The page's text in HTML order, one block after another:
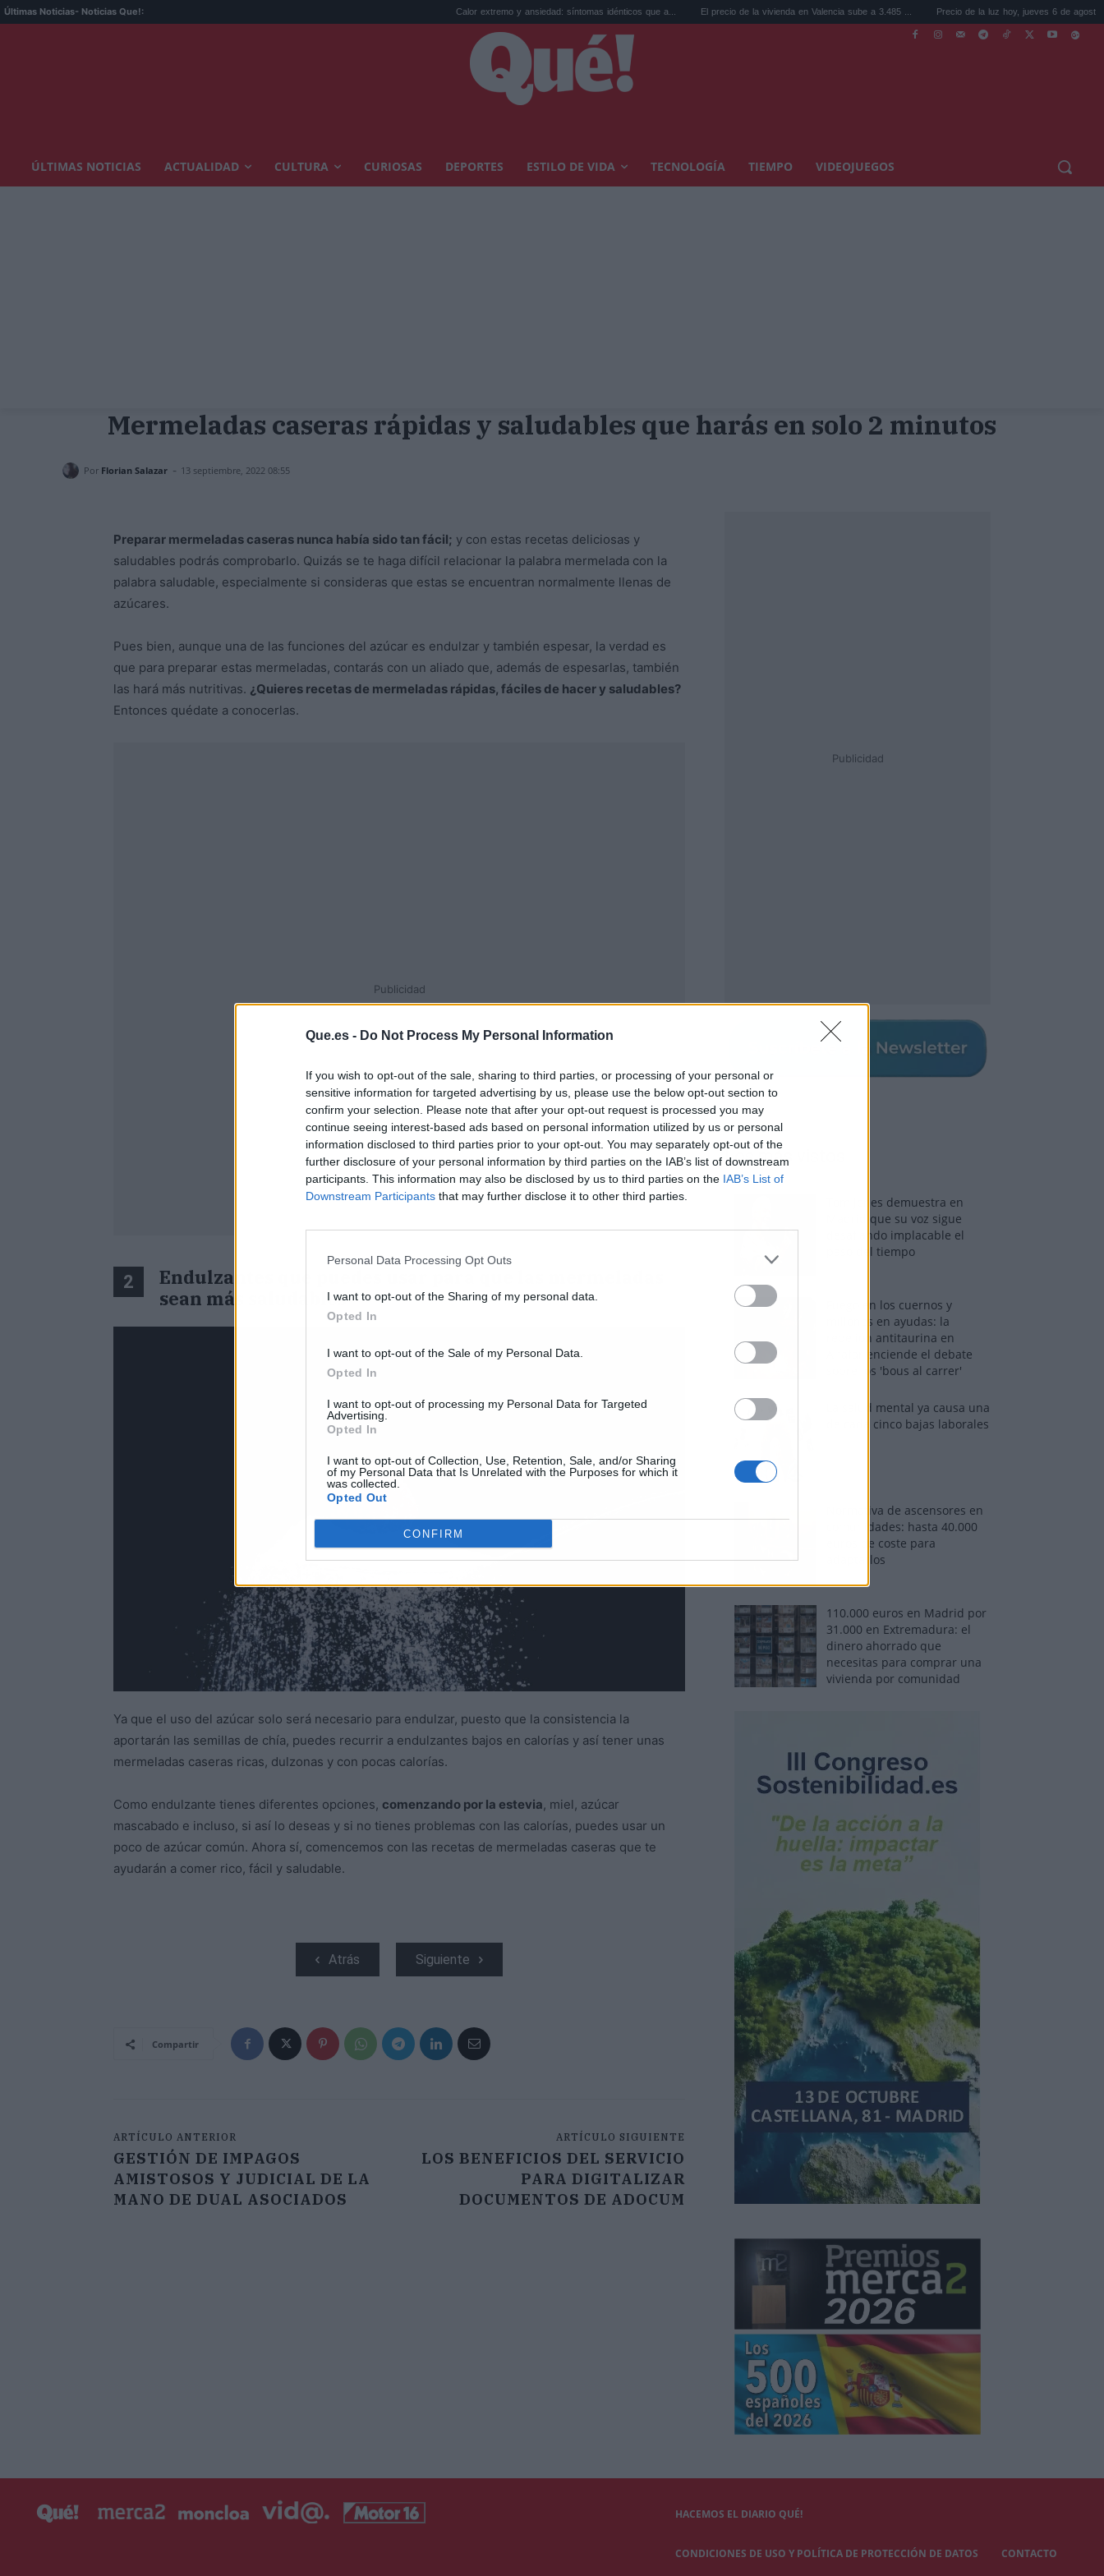
Que.es - Do Not Process My Personal Information
If you wish to opt-out of the sale, sharing to third parties, or processing of your personal or
sensitive information for targeted advertising by us, please use the below opt-out section to
confirm your selection. Please note that after your opt-out request is processed you may
continue seeing interest-based ads based on personal information utilized by us or personal
information disclosed to third parties prior to your opt-out. You may separately opt-out of the
further disclosure of your personal information by third parties on the IAB’s list of downstream
participants. This information may also be disclosed by us to third parties on the IAB’s List of
Downstream Participants that may further disclose it to other third parties.
Personal Data Processing Opt Outs
I want to opt-out of the Sharing of my personal data.
Opted In
I want to opt-out of the Sale of my Personal Data.
Opted In
I want to opt-out of processing my Personal Data for Targeted
Advertising.
Opted In
I want to opt-out of Collection, Use, Retention, Sale, and/or Sharing
of my Personal Data that Is Unrelated with the Purposes for which it
was collected.
Opted Out
CONFIRM
Últimas Noticias- Noticias Que!: Calor extremo y ansiedad: síntomas idénticos que a... El precio de la vivienda en Valencia sube a 3.485 ... Precio de la luz hoy, jueves 6 de agosto: la hora ...
ÚLTIMAS NOTICIAS ACTUALIDAD CULTURA CURIOSAS DEPORTES ESTILO DE VIDA TECNOLOGÍA TIEMPO VIDEOJUEGOS
Mermeladas caseras rápidas y saludables que harás en solo 2 minutos
Por Florian Salazar - 13 septiembre, 2022 08:55
Preparar mermeladas caseras nunca había sido tan fácil; y con estas recetas deliciosas y
saludables podrás comprobarlo. Quizás se te haga difícil relacionar la palabra mermelada con la
palabra saludable, especialmente si consideras que estas se encuentran normalmente llenas de
azúcares.
Pues bien, aunque una de las funciones del azúcar es endulzar y también espesar, la verdad es
que para preparar estas mermeladas, contarás con un aliado que, además de espesarlas, también
las hará más nutritivas. ¿Quieres recetas de mermeladas rápidas, fáciles de hacer y saludables?
Entonces quédate a conocerlas.
Publicidad
2
Endulzantes que puedes usar para que las mermeladas
sean más saludables
Ya que el uso del azúcar solo será necesario para endulzar, puesto que la consistencia la
aportarán las semillas de chía, puedes recurrir a endulzantes bajos en calorías y así tener unas
mermeladas caseras ricas, dulzonas y con pocas calorías.
Como endulzante tienes diferentes opciones, comenzando por la estevia, miel, azúcar
mascabado e incluso, si así lo deseas y si no tienes problemas con las calorías, puedes usar un
poco de azúcar común. Ahora sí, comencemos con las recetas de mermeladas caseras que te
ayudarán a comer rico, fácil y saludable.
Atrás Siguiente
Compartir
ARTÍCULO ANTERIOR
GESTIÓN DE IMPAGOS
AMISTOSOS Y JUDICIAL DE LA
MANO DE DUAL ASOCIADOS
ARTÍCULO SIGUIENTE
LOS BENEFICIOS DEL SERVICIO
PARA DIGITALIZAR
DOCUMENTOS DE ADOCUM
Publicidad
Los más vistos
Tom Jones demuestra en
Madrid que su voz sigue
desafiando implacable el
paso del tiempo
Fuego en los cuernos y
millones en ayudas: la
rebelión antitaurina en
Alfafar enciende el debate
sobre los 'bous al carrer'
La salud mental ya causa una
de cada cinco bajas laborales
Normativa de ascensores en
comunidades: hasta 40.000
euros de coste para
adaptarlos
110.000 euros en Madrid por
31.000 en Extremadura: el
dinero ahorrado que
necesitas para comprar una
vivienda por comunidad
HACEMOS EL DIARIO QUÉ!
CONDICIONES DE USO Y POLÍTICA DE PROTECCIÓN DE DATOS CONTACTO